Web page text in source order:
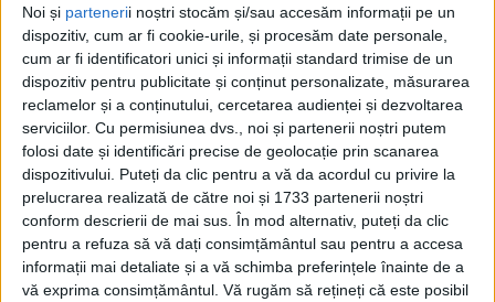
Noi și partenerii noștri stocăm și/sau accesăm informații pe un
dispozitiv, cum ar fi cookie-urile, și procesăm date personale,
cum ar fi identificatori unici și informații standard trimise de un
dispozitiv pentru publicitate și conținut personalizate, măsurarea
reclamelor și a conținutului, cercetarea audienței și dezvoltarea
serviciilor. Cu permisiunea dvs., noi și partenerii noștri putem
folosi date și identificări precise de geolocație prin scanarea
dispozitivului. Puteți da clic pentru a vă da acordul cu privire la
prelucrarea realizată de către noi și 1733 partenerii noștri
conform descrierii de mai sus. În mod alternativ, puteți da clic
pentru a refuza să vă dați consimțământul sau pentru a accesa
informații mai detaliate și a vă schimba preferințele înainte de a
vă exprima consimțământul. Vă rugăm să rețineți că este posibil
17 FEBRUARIE 2026, 03:45 PM 2 MINUTE DE CITIRE
MOLDOVA NOUĂ – Primăria Moldova Nouă anunță lansarea a
două proiecte majore de eficiență energetică, care vizează
Blocul nr. 8 de pe Aleea Ștefan cel Mare și Blocul nr. 15 de pe
Strada Alexandru Ioan Cuza!